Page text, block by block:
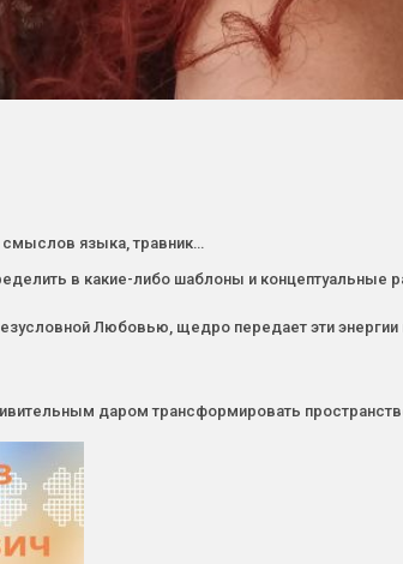
языка, травник…
в какие-либо шаблоны и концептуальные
Любовью, щедро передает эти энергии
даром трансформировать